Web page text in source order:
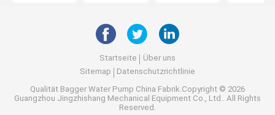
Startseite
Über uns
Sitemap
Datenschutzrichtlinie
Qualität Bagger Water Pump China Fabrik.Copyright © 2026
Guangzhou Jingzhishang Mechanical Equipment Co., Ltd.. All Rights
Reserved.